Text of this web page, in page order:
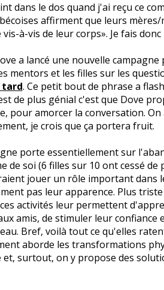
dans le dos quand j'ai reçu ce
affirment que leurs
à-vis de leur corps». Je fais donc
a lancé une nouvelle
mentors et les filles sur les
tard. Ce petit bout de phrase a
de plus génial c'est que Dove
pour amorcer la conversation.
je crois que ça portera fruit.
porte essentiellement sur
de soi (6 filles sur 10 ont cessé
jouer un rôle important dans
pas leur apparence. Plus
activités leur permettent
amis, de stimuler leur confiance
Bref, voilà tout ce qu'elles
aborde les transformations
surtout, on y propose des